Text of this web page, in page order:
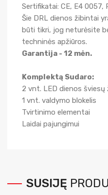
Sertifikatai: CE, E4 0057,
Šie DRL dienos žibintai
būti tikri, jog neturėsite
techninės apžiūros.
Garantija - 12 mėn.
Komplektą Sudaro:
2 vnt. LED dienos šviesų
1 vnt. valdymo blokelis
Tvirtinimo elementai
Laidai pajungimui
SUSIJĘ